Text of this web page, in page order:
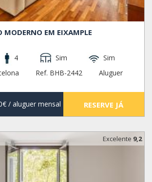
MODERNO EM EIXAMPLE
4 Sim
Sim
Ref. BHB-2442
Aluguer
/ aluguer mensal RESERVE JÁ
Excelente 9,2